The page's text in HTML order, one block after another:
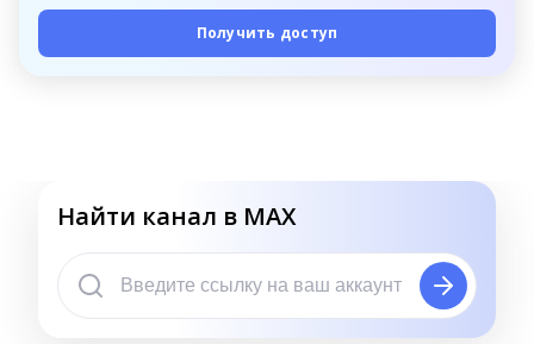
Получить доступ
Найти канал в MAX